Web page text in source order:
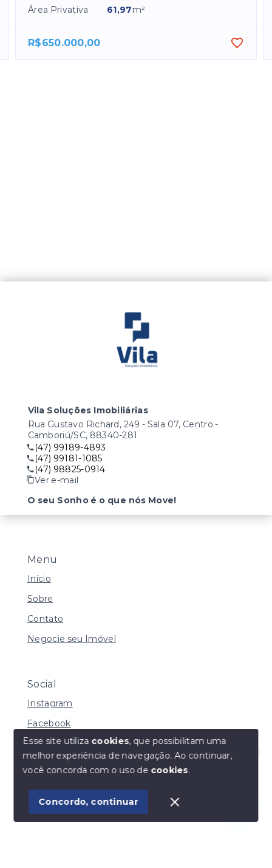
Área Privativa
61,97m²
R$650.000,00
Olá! Estamos disponíveis para te ajudar.
Menu
Início
Sobre
Contato
Negocie seu Imóvel
Social
Instagram
Facebook
© Copyright 2026 - Vila Soluções Imobiliárias - Todos
SITE PARA IMOBILIARIA
Vila Soluções Imobiliárias
Rua Gustavo Richard, 249 - Sala 07, Centro -
Camboriú/SC, 88340-281
(47) 99189-4893
(47) 99181-1085
(47) 98825-0914
Ver e-mail
O seu Sonho é o que nós Move!
Esse site utiliza cookies, que possibilitam uma
melhor experiência de navegação.Ao continuar,
você concorda com o uso de cookies.
Concordo, continuar